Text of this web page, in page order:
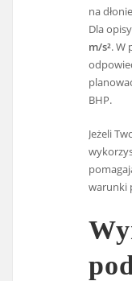
na
Dla
m/s². W
BHP.
Jeżeli
warunki